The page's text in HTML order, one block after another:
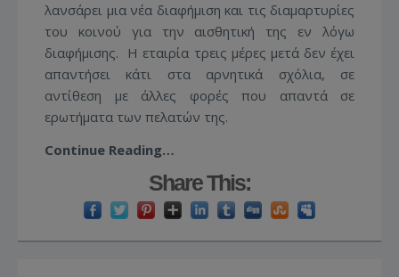
λανσάρει μια νέα διαφήμιση και τις διαμαρτυρίες
του κοινού για την αισθητική της εν λόγω
διαφήμισης. Η εταιρία τρεις μέρες μετά δεν έχει
απαντήσει κάτι στα αρνητικά σχόλια, σε
αντίθεση με άλλες φορές που απαντά σε
ερωτήματα των πελατών της.
Continue Reading…
Share This: